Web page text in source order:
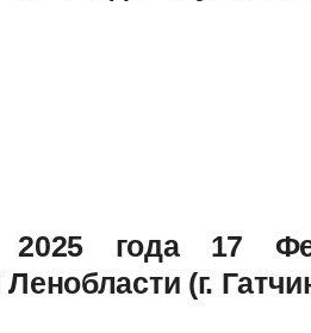
года 17
Ленобласти (г.